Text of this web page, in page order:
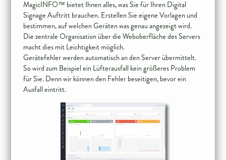
MagicINFO™ bietet Ihnen alles, was Sie für Ihren Digital
Signage Auftritt brauchen. Erstellen Sie eigene Vorlagen und
bestimmen, auf welchen Geräten was genau angezeigt wird.
Die zentrale Organisation über die Weboberfläche des Servers
macht dies mit Leichtigkeit möglich.
Gerätefehler werden automatisch an den Server übermittelt.
So wird zum Beispiel ein Lüfterausfall kein größeres Problem
für Sie. Denn wir können den Fehler beseitigen, bevor ein
Ausfall eintritt.